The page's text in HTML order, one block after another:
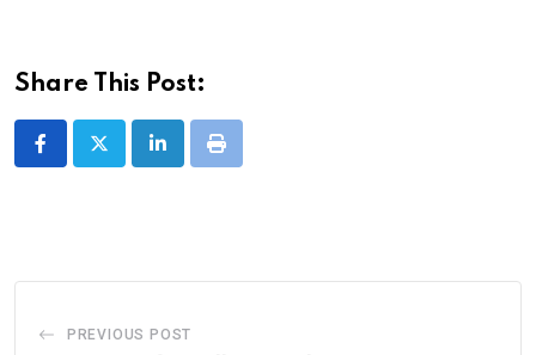
Share This Post:
LinkedInPrint
PREVIOUS POST